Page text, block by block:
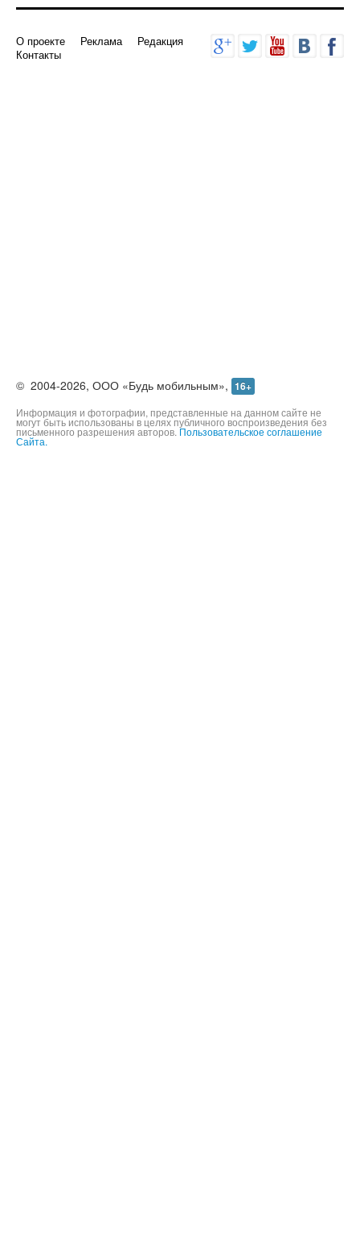
О проекте Реклама
Редакция
Контакты
© 2004-2026, ООО «Будь мобильным», 16+
Информация и фотографии, представленные на данном сайте не
могут быть использованы в целях публичного воспроизведения без
письменного разрешения авторов. Пользовательское соглашение
Сайта.